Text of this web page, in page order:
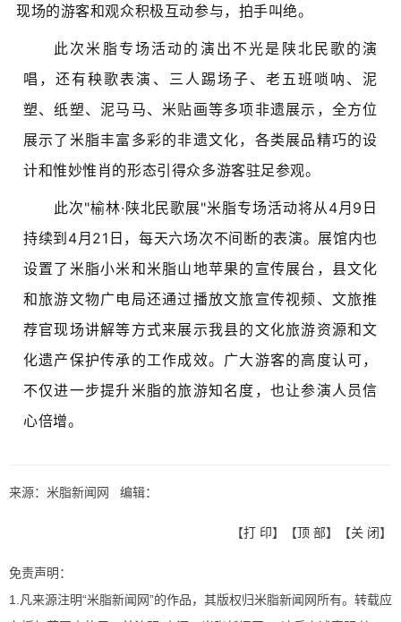
现场的游客和观众积极互动参与， 拍手叫绝。
此次米脂专场活动的演出不光是陕北民歌的演
唱，还有秧歌表演、三人踢场子、老五班唢呐、泥
塑、纸塑、泥马马、米贴画等多项非遗展示，全方位
展示了米脂丰富多彩的非遗文化，各类展品精巧的设
计和惟妙惟肖的形态引得众多游客驻足参观。
此次"榆林·陕北民歌展"米脂专场活动将从4月9日
持续到4月21日，每天六场次不间断的表演。展馆内也
设置了米脂小米和米脂山地苹果的宣传展台，县文化
和旅游文物广电局还通过播放文旅宣传视频、文旅推
荐官现场讲解等方式来展示我县的文化旅游资源和文
化遗产保护传承的工作成效。广大游客的高度认可，
不仅进一步提升米脂的旅游知名度，也让参演人员信
心倍增。
来源：米脂新闻网 编辑：
【打 印】【顶 部】【关 闭】
免责声明：
1.凡来源注明“米脂新闻网”的作品，其版权归米脂新闻网所有。转载应